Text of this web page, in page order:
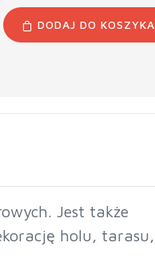
DODAJ DO KOSZYKA
Jest także
holu, tarasu,